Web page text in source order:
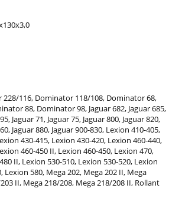
228/116, Dominator 118/108, Dominator 68,
88, Dominator 98, Jaguar 682, Jaguar 685,
Jaguar 71, Jaguar 75, Jaguar 800, Jaguar 820,
Jaguar 880, Jaguar 900-830, Lexion 410-405,
430-415, Lexion 430-420, Lexion 460-440,
460-450 II, Lexion 460-450, Lexion 470,
II, Lexion 530-510, Lexion 530-520, Lexion
Lexion 580, Mega 202, Mega 202 II, Mega
II, Mega 218/208, Mega 218/208 II, Rollant